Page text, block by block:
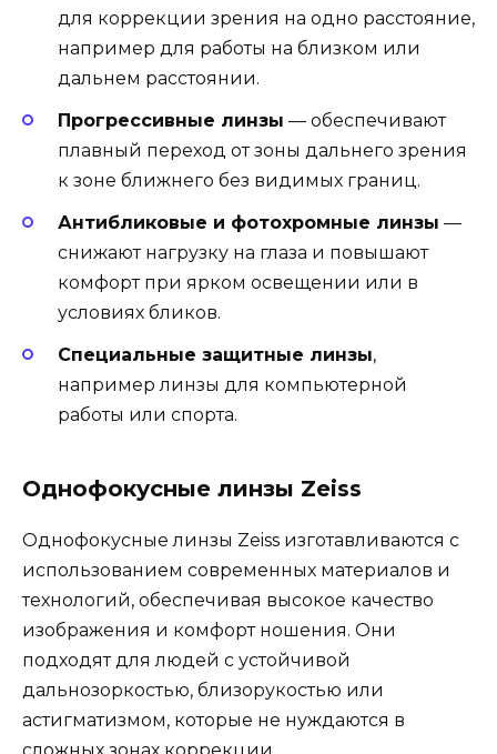
для коррекции зрения на одно расстояние,
например для работы на близком или
дальнем расстоянии.
Прогрессивные линзы — обеспечивают
плавный переход от зоны дальнего зрения
к зоне ближнего без видимых границ.
Антибликовые и фотохромные линзы —
снижают нагрузку на глаза и повышают
комфорт при ярком освещении или в
условиях бликов.
Специальные защитные линзы,
например линзы для компьютерной
работы или спорта.
Однофокусные линзы Zeiss
Однофокусные линзы Zeiss изготавливаются с
использованием современных материалов и
технологий, обеспечивая высокое качество
изображения и комфорт ношения. Они
подходят для людей с устойчивой
дальнозоркостью, близорукостью или
астигматизмом, которые не нуждаются в